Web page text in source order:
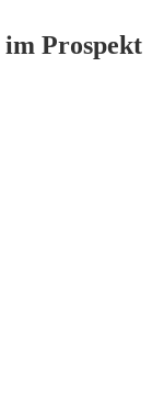
Prospekt